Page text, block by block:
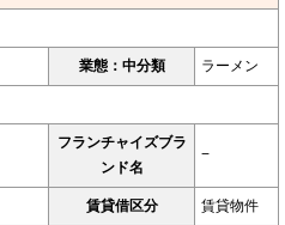
業態：中分類 ラーメン
フランチャイズブラ
ンド名
−
賃貸借区分 賃貸物件